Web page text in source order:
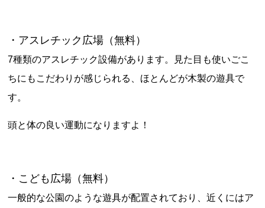
・アスレチック広場（無料）
7種類のアスレチック設備があります。見た目も使いごこ
ちにもこだわりが感じられる、ほとんどが木製の遊具で
す。
頭と体の良い運動になりますよ！
・こども広場（無料）
一般的な公園のような遊具が配置されており、近くにはア